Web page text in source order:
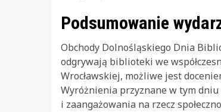
Podsumowanie
Obchody Dolnośląskiego Dnia
odgrywają biblioteki we
Wrocławskiej, możliwe jest
Wyróżnienia przyznane w tym
i zaangażowania na rzecz